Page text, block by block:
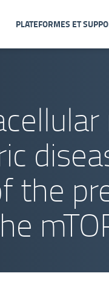
PLATEFORMES ET
the